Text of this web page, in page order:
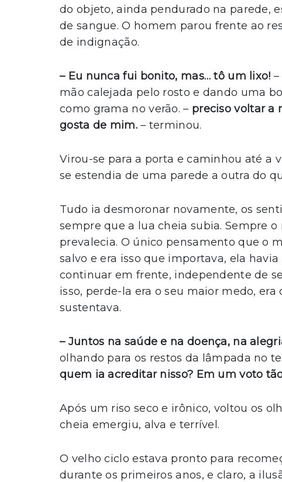
do objeto, ainda pendurado na parede,
de sangue. O homem parou frente ao
de indignação.
– Eu nunca fui bonito, mas… tô um lixo!
mão calejada pelo rosto e dando uma
como grama no verão. – preciso voltar a
gosta de mim.– terminou.
Virou-se para a porta e caminhou até a
se estendia de uma parede a outra do
Tudo ia desmoronar novamente, os
sempre que a lua cheia subia. Sempre
prevalecia. O único pensamento que o
salvo e era isso que importava, ela
continuar em frente, independente de
isso, perde-la era o seu maior medo,
sustentava.
– Juntos na saúde e na doença, na
olhando para os restos da lâmpada no
quem ia acreditar nisso? Em um voto
Após um riso seco e irônico, voltou os
cheia emergiu, alva e terrível.
O velho ciclo estava pronto para
durante os primeiros anos, e claro, a